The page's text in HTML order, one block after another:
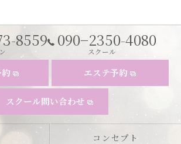
8559 090−2350-4080
スクール
スクール問い合わせ
エステ予約
コンセプト